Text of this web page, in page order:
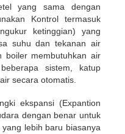
yang sama dengan
Kontrol termasuk
ketinggian) yang
suhu dan tekanan air
boiler membutuhkan air
sistem, katup
secara otomatis.
ekspansi (Expantion
dengan benar untuk
lebih baru biasanya